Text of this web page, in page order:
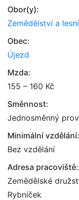
Obor(y):
Zemědělství a
Obec:
Újezd
Mzda:
155 – 160 Kč
Směnnost:
Jednosměnný
Minimální vzdělání:
Bez vzdělání
Adresa pracoviště:
Zemědělské
Rybníček